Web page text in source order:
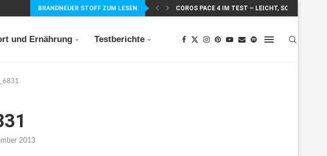
BRANDNEUER STOFF ZUM LESEN COROS PACE 4 IM TEST – LEICHT, SCHNELL...
und Ernährung Testberichte
2013